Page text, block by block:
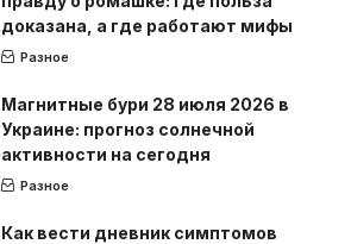
доказана, а где работают мифы
Разное
Магнитные бури 28 июля 2026 в
Украине: прогноз солнечной
активности на сегодня
Разное
Как вести дневник симптомов